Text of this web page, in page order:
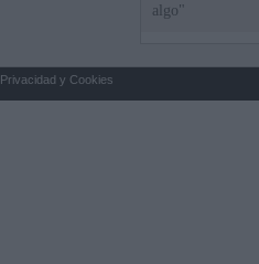
algo"
Privacidad y Cookies